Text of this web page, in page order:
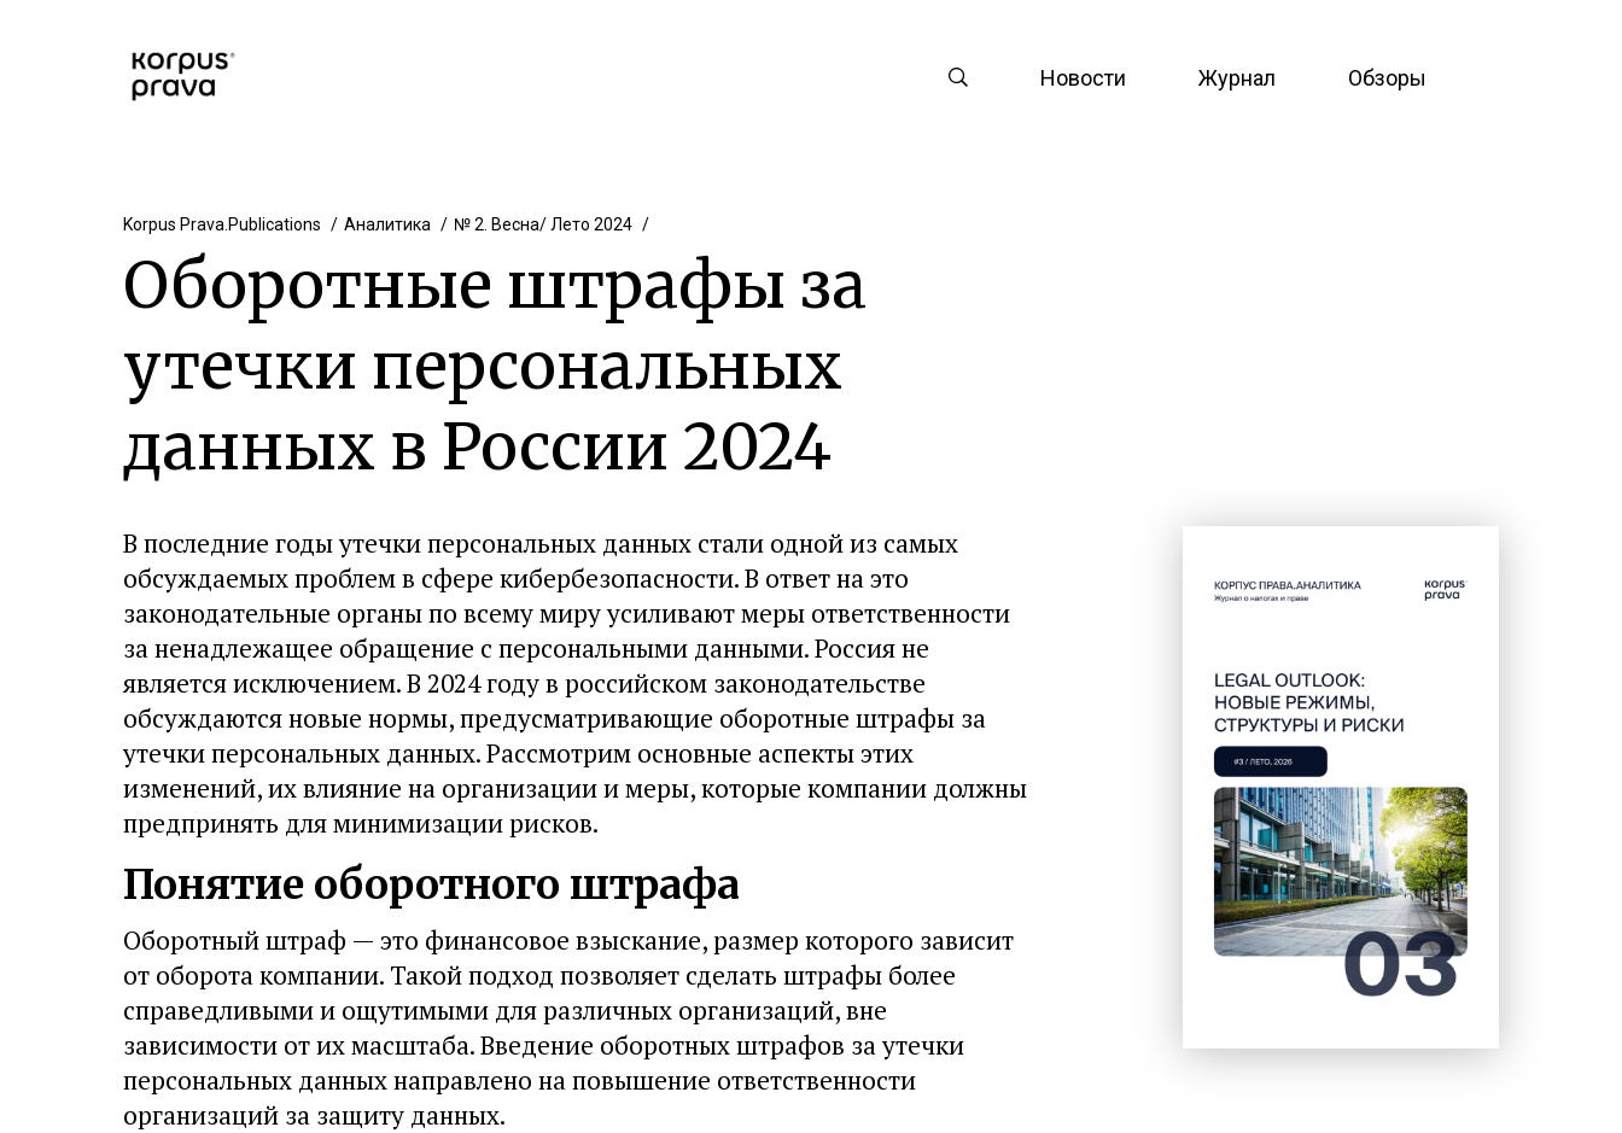
Новости Журнал Обзоры
Korpus Prava.Publications Аналитика № 2. Весна/ Лето 2024
Оборотные штрафы за
утечки персональных
данных в России 2024
В последние годы утечки персональных данных стали одной из самых
обсуждаемых проблем в сфере кибербезопасности. В ответ на это
законодательные органы по всему миру усиливают меры ответственности
за ненадлежащее обращение с персональными данными. Россия не
является исключением. В 2024 году в российском законодательстве
обсуждаются новые нормы, предусматривающие оборотные штрафы за
утечки персональных данных. Рассмотрим основные аспекты этих
изменений, их влияние на организации и меры, которые компании должны
предпринять для минимизации рисков.
Понятие оборотного штрафа
Оборотный штраф — это финансовое взыскание, размер которого зависит
от оборота компании. Такой подход позволяет сделать штрафы более
справедливыми и ощутимыми для различных организаций, вне
зависимости от их масштаба. Введение оборотных штрафов за утечки
персональных данных направлено на повышение ответственности
организаций за защиту данных.